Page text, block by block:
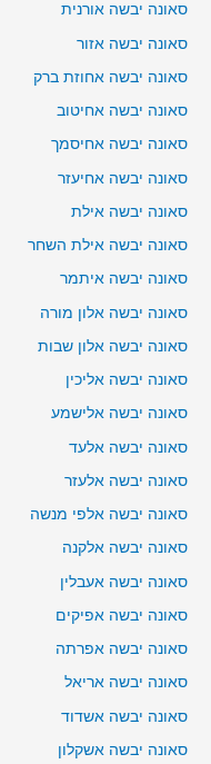
סאונה יבשה אורנית
סאונה יבשה אזור
סאונה יבשה אחוזת ברק
סאונה יבשה אחיטוב
סאונה יבשה אחיסמך
סאונה יבשה אחיעזר
סאונה יבשה אילת
סאונה יבשה אילת השחר
סאונה יבשה איתמר
סאונה יבשה אלון מורה
סאונה יבשה אלון שבות
סאונה יבשה אליכין
סאונה יבשה אלישמע
סאונה יבשה אלעד
סאונה יבשה אלעזר
סאונה יבשה אלפי מנשה
סאונה יבשה אלקנה
סאונה יבשה אעבלין
סאונה יבשה אפיקים
סאונה יבשה אפרתה
סאונה יבשה אריאל
סאונה יבשה אשדוד
סאונה יבשה אשקלון